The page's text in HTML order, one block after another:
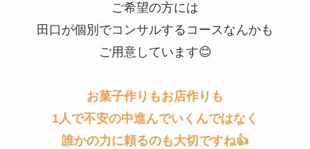
ご希望の方には
田口が個別でコンサルするコースなんかも
ご用意しています😊
お菓子作りもお店作りも
1人で不安の中進んでいくんではなく
誰かの力に頼るのも大切ですね👍